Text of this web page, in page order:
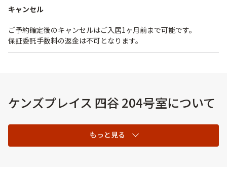
キャンセル
ご予約確定後のキャンセルはご入居1ヶ月前まで可能です。
保証委託手数料の返金は不可となります。
ケンズプレイス 四谷 204号室について
もっと見る